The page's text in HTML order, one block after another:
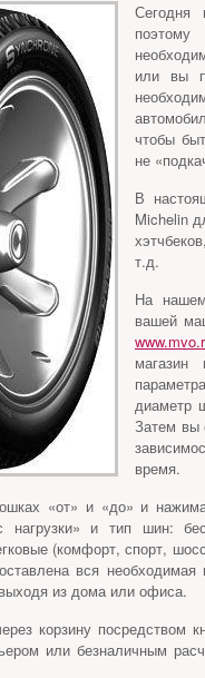
Сегодня
поэтому
или вы
чтобы
не
В
Michelin
т.д.
На
вашей
диаметр
Затем вы
время.
«от» и «до» и
нагрузки» и тип шин:
(комфорт, спорт,
вся
из дома или офиса.
корзину посредством
или безналичным